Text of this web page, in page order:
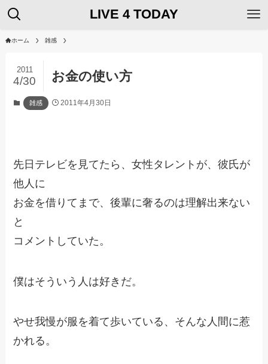
LIVE 4 TODAY
ホーム 雑感
お金の使い方
2011
4/30
雑感 2011年4月30日
先日テレビを見てたら、女性タレントが、彼氏が
他人に
お金を借りてまで、後輩に奢るのは理解出来ない
と
コメントしていた。
僕はそういう人は好きだ。
やせ我慢が服を着て歩いている、そんな人間に惹
かれる。